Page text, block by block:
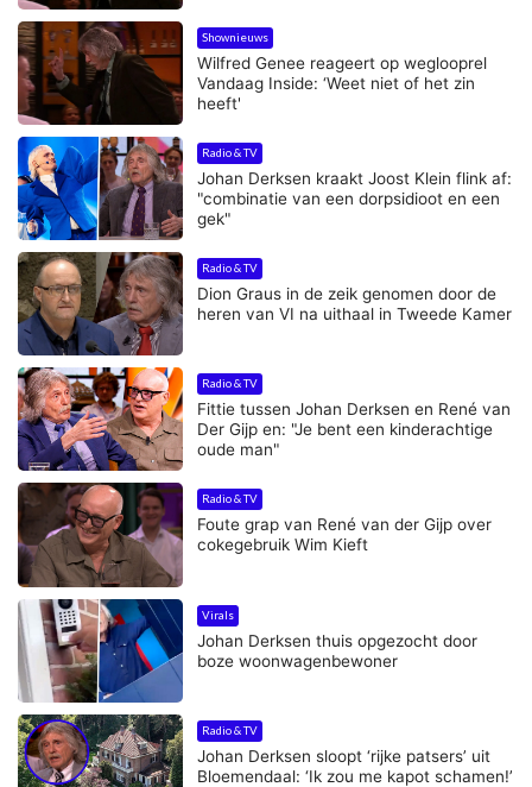
Shownieuws
Wilfred Genee reageert op weglooprel
Vandaag Inside: ‘Weet niet of het zin
heeft'
Radio & TV
Johan Derksen kraakt Joost Klein flink af:
"combinatie van een dorpsidioot en een
gek"
Radio & TV
Dion Graus in de zeik genomen door de
heren van VI na uithaal in Tweede Kamer
Radio & TV
Fittie tussen Johan Derksen en René van
Der Gijp en: "Je bent een kinderachtige
oude man"
Radio & TV
Foute grap van René van der Gijp over
cokegebruik Wim Kieft
Virals
Johan Derksen thuis opgezocht door
boze woonwagenbewoner
Radio & TV
Johan Derksen sloopt ‘rijke patsers’ uit
Bloemendaal: ‘Ik zou me kapot schamen!’